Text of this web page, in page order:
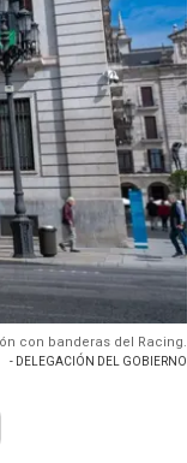
con banderas del Racing.
- DELEGACIÓN DEL GOBIERNO